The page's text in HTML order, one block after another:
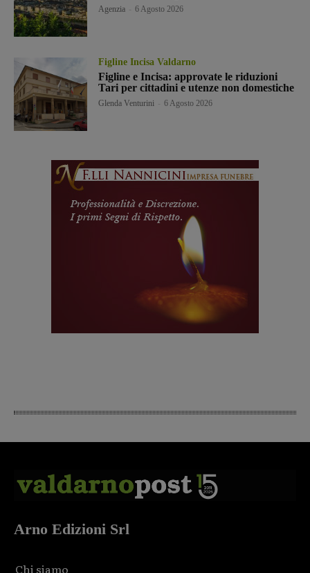
Agenzia 6 Agosto 2026
Figline Incisa Valdarno
Figline e Incisa: approvate le riduzioni
Tari per cittadini e utenze non domestiche
Glenda Venturini 6 Agosto 2026
Arno Edizioni Srl
Chi siamo